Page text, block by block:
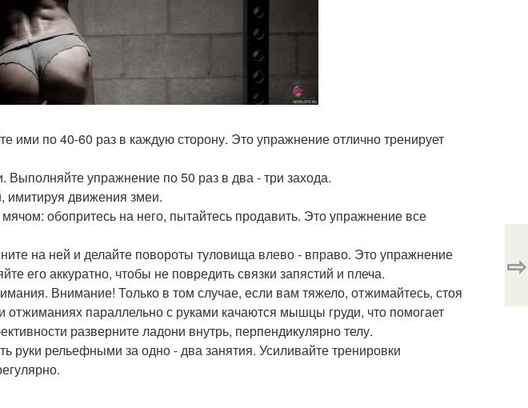
ими по 40-60 раз в каждую сторону. Это упражнение отлично тренирует
упражнение по 50 раз в два - три захода.
имитируя движения змеи.
обопритесь на него, пытайтесь продавить. Это упражнение все
на ней и делайте повороты туловища влево - вправо. Это упражнение
его аккуратно, чтобы не повредить связки запястий и плеча.
Внимание! Только в том случае, если вам тяжело, отжимайтесь, стоя
отжиманиях параллельно с руками качаются мышцы груди, что помогает
разверните ладони внутрь, перпендикулярно телу.
руки рельефными за одно - два занятия. Усиливайте тренировки
⇨